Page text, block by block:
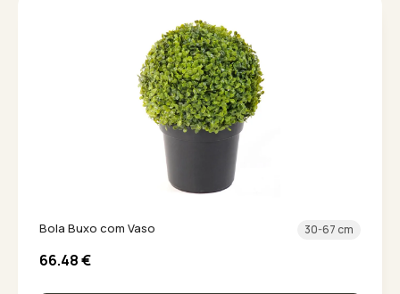
Bola Buxo com Vaso 30-67 cm
66.48€